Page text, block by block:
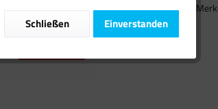
Vergleichen
Artikel-Nr.:
Einverstanden
Schließen